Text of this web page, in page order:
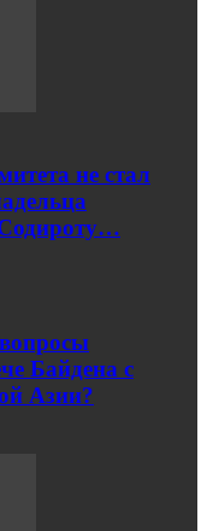
не стал
Байдена с
Азии?